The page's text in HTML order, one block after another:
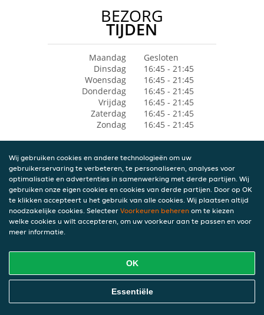
BEZORG
TIJDEN
Maandag
Gesloten
Dinsdag
16:45 - 21:45
Woensdag
16:45 - 21:45
Donderdag
16:45 - 21:45
Vrijdag
16:45 - 21:45
Zaterdag
16:45 - 21:45
Zondag
16:45 - 21:45
Wij gebruiken cookies en andere technologieën om uw
gebruikerservaring te verbeteren, te personaliseren, analyses voor
optimalisatie en advertenties in samenwerking met derde partijen. Wij
gebruiken onze eigen cookies en cookies van derde partijen. Door op OK
te klikken accepteert u het gebruik van alle cookies. Wij plaatsen altijd
noodzakelijke cookies. Selecteer Voorkeuren beheren om te kiezen
welke cookies u wilt accepteren, om uw voorkeur aan te passen en voor
meer informatie.
OK
Essentiële